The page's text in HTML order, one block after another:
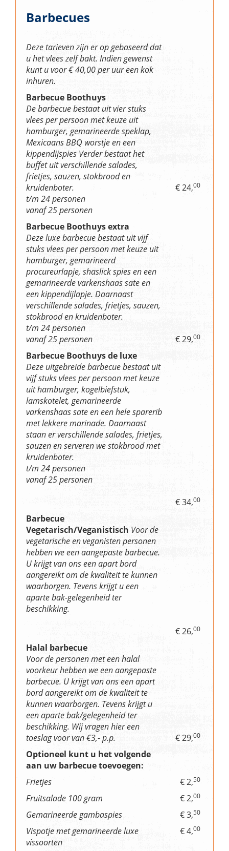
Barbecues
Deze tarieven zijn er op gebaseerd dat
u het vlees zelf bakt. Indien gewenst
kunt u voor € 40,00 per uur een kok
inhuren.
Barbecue Boothuys
De barbecue bestaat uit vier stuks
vlees per persoon met keuze uit
hamburger, gemarineerde speklap,
Mexicaans BBQ worstje en een
kippendijspies Verder bestaat het
buffet uit verschillende salades,
frietjes, sauzen, stokbrood en
kruidenboter.
t/m 24 personen
vanaf 25 personen
€ 24,00
Barbecue Boothuys extra
Deze luxe barbecue bestaat uit vijf
stuks vlees per persoon met keuze uit
hamburger, gemarineerd
procureurlapje, shaslick spies en een
gemarineerde varkenshaas sate en
een kippendijlapje. Daarnaast
verschillende salades, frietjes, sauzen,
stokbrood en kruidenboter.
t/m 24 personen
vanaf 25 personen
€ 29,00
Barbecue Boothuys de luxe
Deze uitgebreide barbecue bestaat uit
vijf stuks vlees per persoon met keuze
uit hamburger, kogelbiefstuk,
lamskotelet, gemarineerde
varkenshaas sate en een hele sparerib
met lekkere marinade. Daarnaast
staan er verschillende salades, frietjes,
sauzen en serveren we stokbrood met
kruidenboter.
t/m 24 personen
vanaf 25 personen
€ 34,00
Barbecue
Vegetarisch/Veganistisch Voor de
vegetarische en veganisten personen
hebben we een aangepaste barbecue.
U krijgt van ons een apart bord
aangereikt om de kwaliteit te kunnen
waarborgen. Tevens krijgt u een
aparte bak-gelegenheid ter
beschikking.
€ 26,00
Halal barbecue
Voor de personen met een halal
voorkeur hebben we een aangepaste
barbecue. U krijgt van ons een apart
bord aangereikt om de kwaliteit te
kunnen waarborgen. Tevens krijgt u
een aparte bak/gelegenheid ter
beschikking. Wij vragen hier een
toeslag voor van €3,- p.p.
€ 29,00
Optioneel kunt u het volgende
aan uw barbecue toevoegen:
Frietjes
€ 2,50
Fruitsalade 100 gram € 2,00
Gemarineerde gambaspies € 3,50
Vispotje met gemarineerde luxe
vissoorten
€ 4,00